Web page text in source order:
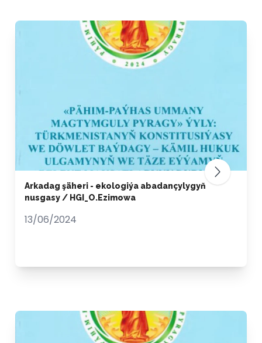
Arkadag şäheri - ekologiýa abadançylygyň
nusgasy / HGI_O.Ezimowa
13/06/2024